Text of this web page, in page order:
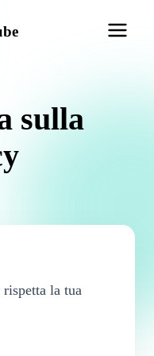
sulla
rispetta la tua